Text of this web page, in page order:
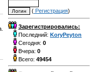
( Регистрация)
Зарегистрировались:
Последний: KoryPeyton
Сегодня: 0
Вчера: 0
Всего: 49454